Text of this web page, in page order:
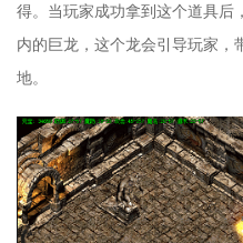
得。当玩家成功拿到这个道具后
内的巨龙，这个龙会引导玩家，
地。